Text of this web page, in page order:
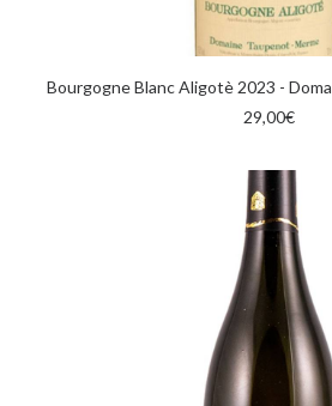
AGGIUNGI AL
Bourgogne Blanc Aligotè 2023 -
29,00€